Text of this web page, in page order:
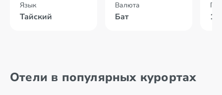
Язык
Тайский
Валюта
Бат
Отели в популярных курортах